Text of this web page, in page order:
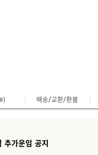
0) 배송/교환/환불
추가운임 공지